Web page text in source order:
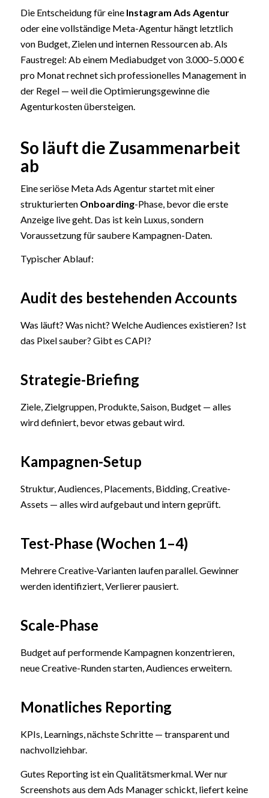
Die Entscheidung für eine Instagram Ads Agentur
oder eine vollständige Meta-Agentur hängt letztlich
von Budget, Zielen und internen Ressourcen ab. Als
Faustregel: Ab einem Mediabudget von 3.000–5.000 €
pro Monat rechnet sich professionelles Management in
der Regel — weil die Optimierungsgewinne die
Agenturkosten übersteigen.
So läuft die Zusammenarbeit
ab
Eine seriöse Meta Ads Agentur startet mit einer
strukturierten Onboarding-Phase, bevor die erste
Anzeige live geht. Das ist kein Luxus, sondern
Voraussetzung für saubere Kampagnen-Daten.
Typischer Ablauf:
Audit des bestehenden Accounts
Was läuft? Was nicht? Welche Audiences existieren? Ist
das Pixel sauber? Gibt es CAPI?
Strategie-Briefing
Ziele, Zielgruppen, Produkte, Saison, Budget — alles
wird definiert, bevor etwas gebaut wird.
Kampagnen-Setup
Struktur, Audiences, Placements, Bidding, Creative-
Assets — alles wird aufgebaut und intern geprüft.
Test-Phase (Wochen 1–4)
Mehrere Creative-Varianten laufen parallel. Gewinner
werden identifiziert, Verlierer pausiert.
Scale-Phase
Budget auf performende Kampagnen konzentrieren,
neue Creative-Runden starten, Audiences erweitern.
Monatliches Reporting
KPIs, Learnings, nächste Schritte — transparent und
nachvollziehbar.
Gutes Reporting ist ein Qualitätsmerkmal. Wer nur
Screenshots aus dem Ads Manager schickt, liefert keine